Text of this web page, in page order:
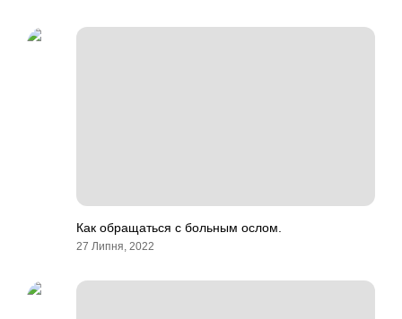
Как обращаться с больным ослом.
27 Липня, 2022